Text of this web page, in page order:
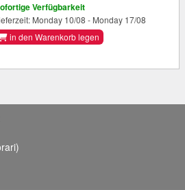
Verfügbarkeit
Monday 10/08 - Monday 17/08
in den Warenkorb legen